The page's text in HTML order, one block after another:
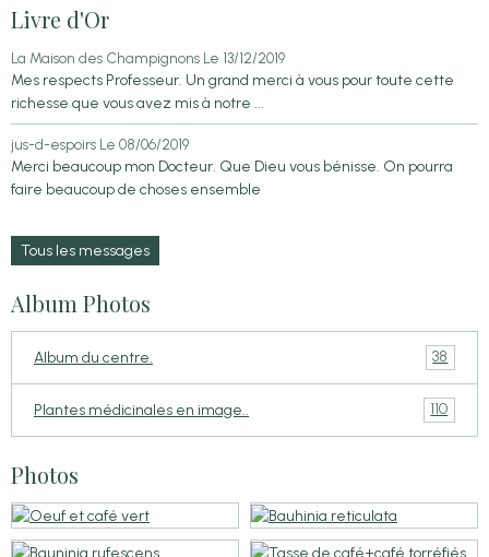
Livre d'Or
La Maison des Champignons Le 13/12/2019
Mes respects Professeur. Un grand merci à vous pour toute cette
richesse que vous avez mis à notre ...
jus-d-espoirs Le 08/06/2019
Merci beaucoup mon Docteur. Que Dieu vous bénisse. On pourra
faire beaucoup de choses ensemble
Tous les messages
Album Photos
Album du centre. 38
Plantes médicinales en image.. 110
Photos